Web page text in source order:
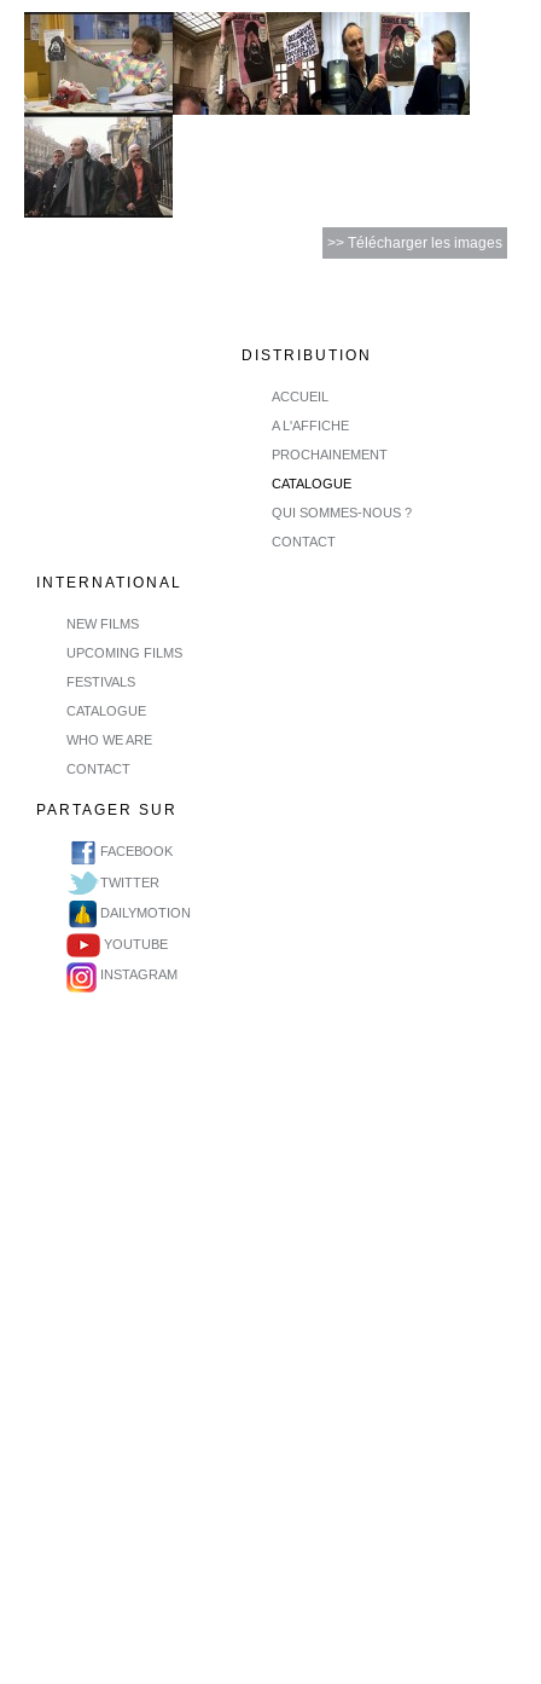
>> Télécharger les images
DISTRIBUTION
ACCUEIL
A L'AFFICHE
PROCHAINEMENT
CATALOGUE
QUI SOMMES-NOUS ?
CONTACT
INTERNATIONAL
NEW FILMS
UPCOMING FILMS
FESTIVALS
CATALOGUE
WHO WE ARE
CONTACT
PARTAGER SUR
FACEBOOK
TWITTER
DAILYMOTION
YOUTUBE
INSTAGRAM